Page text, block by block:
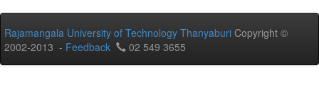
Rajamangala University of Technology Thanyaburi Copyright ©
2002-2013 - Feedback 02 549 3655